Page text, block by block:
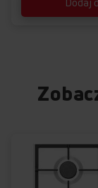
Pełna